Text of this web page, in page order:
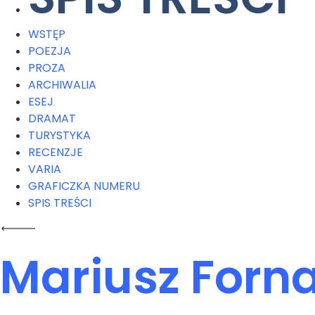
WSTĘP
POEZJA
PROZA
ARCHIWALIA
ESEJ
DRAMAT
TURYSTYKA
RECENZJE
VARIA
GRAFICZKA NUMERU
SPIS TREŚCI
Mariusz